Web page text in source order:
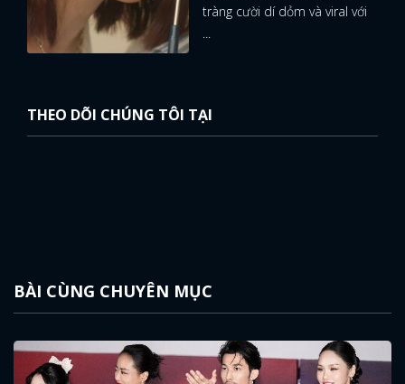
tràng cười dí dỏm và viral với
...
THEO DÕI CHÚNG TÔI TẠI
BÀI CÙNG CHUYÊN MỤC